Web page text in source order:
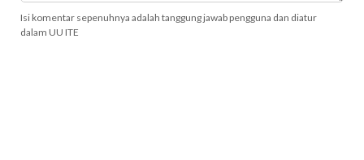
Isi komentar sepenuhnya adalah tanggung jawab pengguna dan diatur
dalam UU ITE